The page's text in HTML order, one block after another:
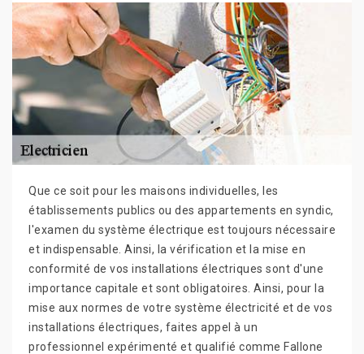
Que ce soit pour les maisons individuelles, les
établissements publics ou des appartements en syndic,
l'examen du système électrique est toujours nécessaire
et indispensable. Ainsi, la vérification et la mise en
conformité de vos installations électriques sont d'une
importance capitale et sont obligatoires. Ainsi, pour la
mise aux normes de votre système électricité et de vos
installations électriques, faites appel à un
professionnel expérimenté et qualifié comme Fallone